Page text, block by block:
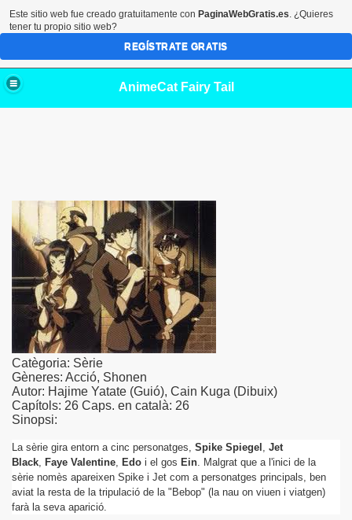
AnimeCat Fairy Tail
Catègoria: Sèrie
Gèneres: Acció, Shonen
Autor: Hajime Yatate (Guió), Cain Kuga (Dibuix)
Capítols: 26 Caps. en català: 26
Sinopsi:
La sèrie gira entorn a cinc personatges, Spike Spiegel , Jet
Black, Faye Valentine, Edo i el gos Ein. Malgrat que a l'inici de la
sèrie nomès apareixen Spike i Jet com a personatges principals, ben
aviat la resta de la tripulació de la "Bebop" (la nau on viuen i viatgen)
farà la seva aparició.
Este sitio web fue creado gratuitamente con PaginaWebGratis.es. ¿Quieres
tener tu propio sitio web?
REGÍSTRATE GRATIS